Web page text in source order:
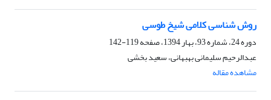
روش شناسی کلامی شیخ طوسی
دوره 24، شماره 93، بهار 1394، صفحه
119-142
عبدالرحیم سلیمانی بهبهانی، سعید بخشی
مشاهده مقاله